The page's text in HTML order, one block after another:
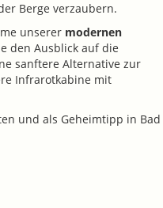
Berge verzaubern.
unserer modernen
den Ausblick auf die
sanftere Alternative zur
Infrarotkabine mit
und als Geheimtipp in Bad